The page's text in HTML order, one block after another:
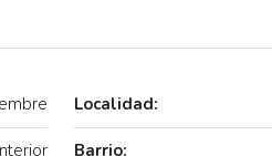
Localidad:
Barrio: